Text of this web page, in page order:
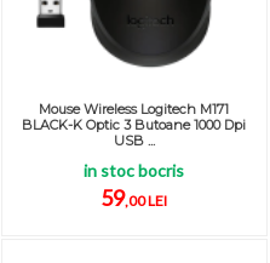
Mouse Wireless Logitech M171
BLACK-K Optic 3 Butoane 1000 Dpi
USB ...
in stoc bocris
59,00 LEI